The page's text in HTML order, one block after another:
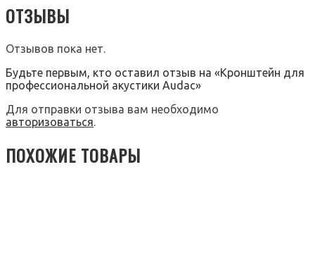
ОТЗЫВЫ
Отзывов пока нет.
Будьте первым, кто оставил отзыв на «Кронштейн для
профессиональной акустики Audac»
Для отправки отзыва вам необходимо
авторизоваться.
ПОХОЖИЕ ТОВАРЫ